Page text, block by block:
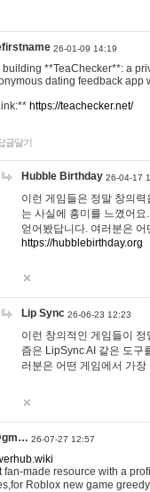
26-01-09 14:19
building **TeaChecker**: a
dating feedback app
https://teachecker.net/
글달기
Hubble Birthday 26-04-17
이런 게임들은 정말 창의
는 사실에 흥미를 느꼈어
얻어봤답니다. 여러분은
https://hubblebirthday.org
Lip Sync 26-06-23 12:23
이런 창의적인 게임들이
즘은 LipSync AI 같은 도구
러분은 어떤 게임에서 가
26-07-27 12:57
made resource with a
Roblox new game greedy